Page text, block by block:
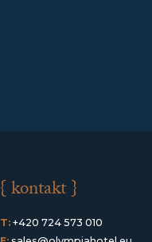
{ kontakt }
T: +420 724 573 010